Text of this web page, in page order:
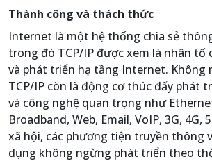
Thành công và thách thức
Internet là một hệ thống chia sẻ
trong đó TCP/IP được xem là nhân tố
và phát triển hạ tầng Internet. Không
TCP/IP còn là động cơ thúc đẩy phát
và công nghệ quan trọng như
Broadband, Web, Email, VoIP, 3G, 4G,
xã hội, các phương tiện truyền thông
dụng không ngừng phát triển theo